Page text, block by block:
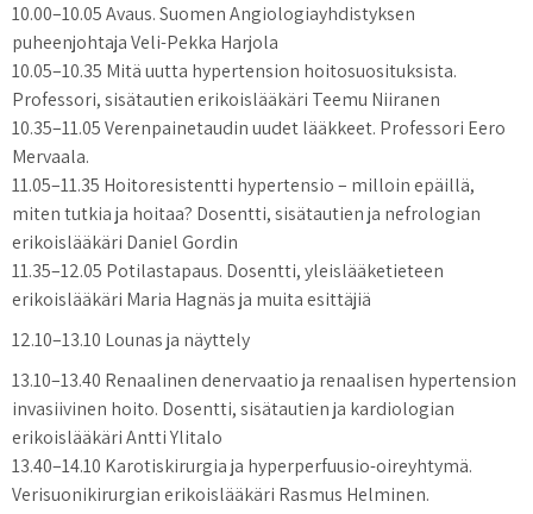
10.00–10.05 Avaus. Suomen Angiologiayhdistyksen
puheenjohtaja Veli-Pekka Harjola
10.05–10.35 Mitä uutta hypertension hoitosuosituksista.
Professori, sisätautien erikoislääkäri Teemu Niiranen
10.35–11.05 Verenpainetaudin uudet lääkkeet. Professori Eero
Mervaala.
11.05–11.35 Hoitoresistentti hypertensio – milloin epäillä,
miten tutkia ja hoitaa? Dosentti, sisätautien ja nefrologian
erikoislääkäri Daniel Gordin
11.35–12.05 Potilastapaus. Dosentti, yleislääketieteen
erikoislääkäri Maria Hagnäs ja muita esittäjiä
12.10–13.10 Lounas ja näyttely
13.10–13.40 Renaalinen denervaatio ja renaalisen hypertension
invasiivinen hoito. Dosentti, sisätautien ja kardiologian
erikoislääkäri Antti Ylitalo
13.40–14.10 Karotiskirurgia ja hyperperfuusio-oireyhtymä.
Verisuonikirurgian erikoislääkäri Rasmus Helminen.